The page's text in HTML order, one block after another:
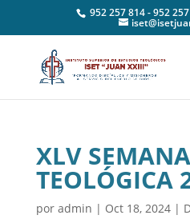
952 257 814 - 952
XLV SEMANA
TEOLÓGICA
por admin | Oct 18, 2024|